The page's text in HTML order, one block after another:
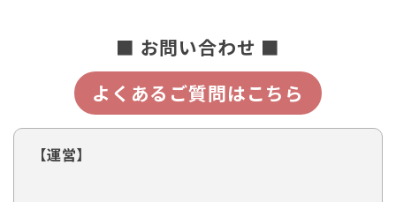
■ お問い合わせ ■
よくあるご質問はこちら
【運営】